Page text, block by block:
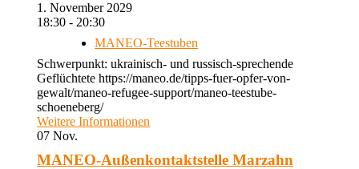
1. November 2029
18:30 - 20:30
MANEO-Teestuben
Schwerpunkt: ukrainisch- und russisch-sprechende
Geflüchtete https://maneo.de/tipps-fuer-opfer-von-
gewalt/maneo-refugee-support/maneo-teestube-
schoeneberg/
Weitere Informationen
07 Nov.
MANEO-Außenkontaktstelle Marzahn